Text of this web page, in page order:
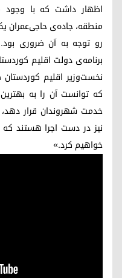
اظهار داشت که با وجود
منطقه، جاده‌ی حاجی‌عمران
رو توجه به آن ضروری
برنامه‌ی دولت اقلیم
نخست‌وزیر اقلیم
که توانست آن را به
خدمت شهروندان قرار
نیز در دست اجرا هستند که
خواهیم کرد.»